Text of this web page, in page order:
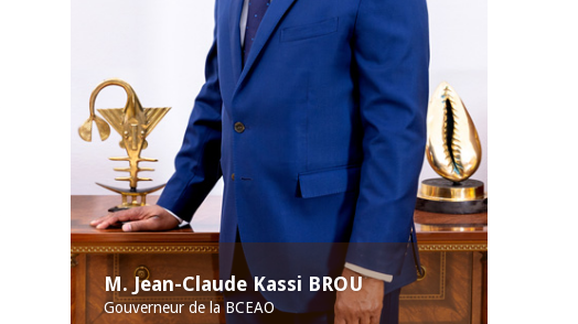
M. Jean-Claude Kassi BROU
Gouverneur de la BCEAO